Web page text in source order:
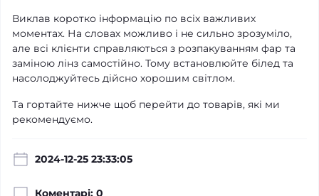
Виклав коротко інформацію по всіх важливих
моментах. На словах можливо і не сильно зрозуміло,
але всі клієнти справляються з розпакуванням фар та
заміною лінз самостійно. Тому встановлюйте білед та
насолоджуйтесь дійсно хорошим світлом.
Та гортайте нижче щоб перейти до товарів, які ми
рекомендуємо.
2024-12-25 23:33:05
Коментарі: 0